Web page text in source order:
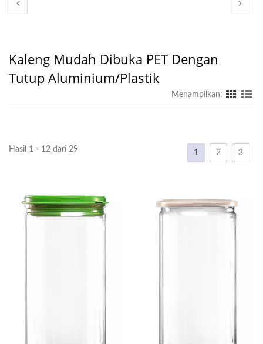
Kaleng Mudah Dibuka PET Dengan
Tutup Aluminium/Plastik
Menampilkan:
Hasil 1 - 12 dari 29 1 2 3